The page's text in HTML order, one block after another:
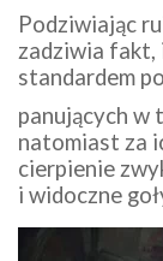
Podziwiając
zadziwia fakt,
standardem
panujących w
natomiast za
cierpienie
i widoczne